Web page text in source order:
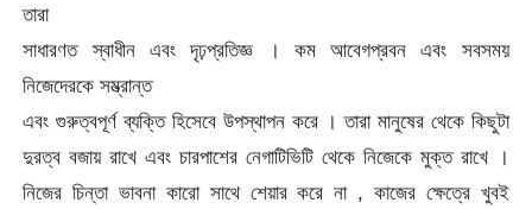
তারা
সাধারণত স্বাধীন এবং দৃঢ়প্রতিজ্ঞ । কম আবেগপ্রবন এবং সবসময়
নিজেদেরকে সম্ভ্রান্ত
এবং গুরুত্বপূর্ণ ব্যক্তি হিসেবে উপস্থাপন করে । তারা মানুষের থেকে কিছুটা
দুরত্ব বজায় রাখে এবং চারপাশের নেগাটিভিটি থেকে নিজেকে মুক্ত রাখে ।
নিজের চিন্তা ভাবনা কারো সাথে শেয়ার করে না , কাজের ক্ষেত্রে খুবই